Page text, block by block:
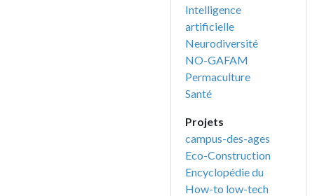
Intelligence
artificielle
Neurodiversité
NO-GAFAM
Permaculture
campus-des-ages
Eco-Construction
Encyclopédie du
How-to low-tech